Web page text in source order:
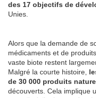
des 17 objectifs de
Unies.
Alors que la demande de
médicaments et de
vaste biote restent
Malgré la courte histoire,
de 30 000 produits
découverts. Cela implique